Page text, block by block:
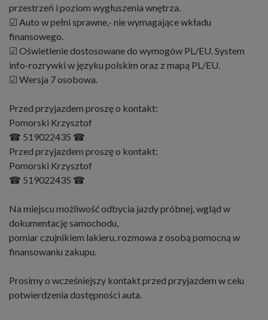
przestrzeń i poziom wygłuszenia wnętrza.
☑ Auto w pełni sprawne,- nie wymagające wkładu
finansowego.
☑ Oświetlenie dostosowane do wymogów PL/EU. System
info-rozrywki w języku polskim oraz z mapą PL/EU.
☑ Wersja 7 osobowa.
Przed przyjazdem proszę o kontakt:
Pomorski Krzysztof
☎ 519022435 ☎
Przed przyjazdem proszę o kontakt:
Pomorski Krzysztof
☎ 519022435 ☎
Na miejscu możliwość odbycia jazdy próbnej, wgląd w
dokumentację samochodu,
pomiar czujnikiem lakieru, rozmowa z osobą pomocną w
finansowaniu zakupu.
Prosimy o wcześniejszy kontakt przed przyjazdem w celu
potwierdzenia dostępności auta.